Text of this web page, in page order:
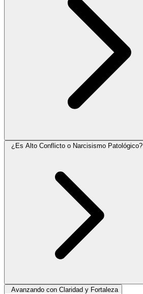
¿Es Alto Conflicto o Narcisismo Patológico?
Avanzando con Claridad y Fortaleza